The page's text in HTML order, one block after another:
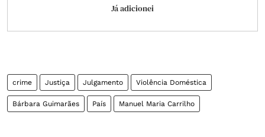
Já adicionei
crime Justiça Julgamento Violência Doméstica
Bárbara Guimarães País Manuel Maria Carrilho